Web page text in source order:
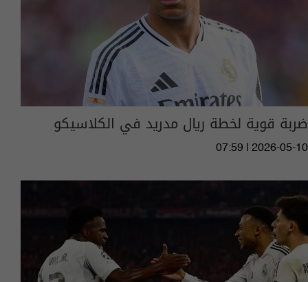
ضربة قوية لخطة ريال مدريد في الكلاسيكو
07:59 | 2026-05-10